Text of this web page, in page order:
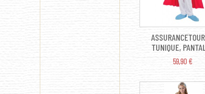
TUNIQUE,
CAPE, CEINTURE,
PRIX
59,90 €